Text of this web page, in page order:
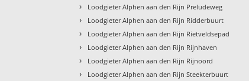
› Loodgieter Alphen aan den Rijn Preludeweg
› Loodgieter Alphen aan den Rijn Ridderbuurt
› Loodgieter Alphen aan den Rijn Rietveldsepad
› Loodgieter Alphen aan den Rijn Rijnhaven
› Loodgieter Alphen aan den Rijn Rijnoord
› Loodgieter Alphen aan den Rijn Steekterbuurt